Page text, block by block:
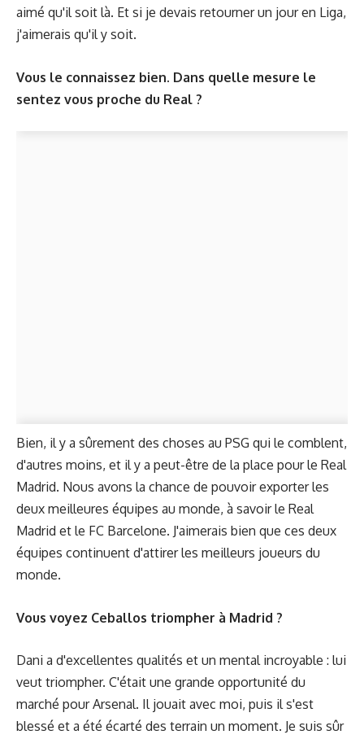
aimé qu'il soit là. Et si je devais retourner un jour en Liga,
j'aimerais qu'il y soit.
Vous le connaissez bien. Dans quelle mesure le
sentez vous proche du Real ?
Bien, il y a sûrement des choses au PSG qui le comblent,
d'autres moins, et il y a peut-être de la place pour le Real
Madrid. Nous avons la chance de pouvoir exporter les
deux meilleures équipes au monde, à savoir le Real
Madrid et le FC Barcelone. J'aimerais bien que ces deux
équipes continuent d'attirer les meilleurs joueurs du
monde.
Vous voyez Ceballos triompher à Madrid ?
Dani a d'excellentes qualités et un mental incroyable : lui
veut triompher. C'était une grande opportunité du
marché pour Arsenal. Il jouait avec moi, puis il s'est
blessé et a été écarté des terrain un moment. Je suis sûr